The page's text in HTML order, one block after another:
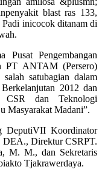
blast ras 133,
inicocok ditanam di
Pusat Pengembangan
PT ANTAM (Persero)
satubagian dalam
2012 dan
CSR dan Teknologi
Masyarakat Madani”.
DeputiVII Koordinator
DEA., Direktur CSRPT.
M. M., dan Sekretaris
Tjakrawerdaya.